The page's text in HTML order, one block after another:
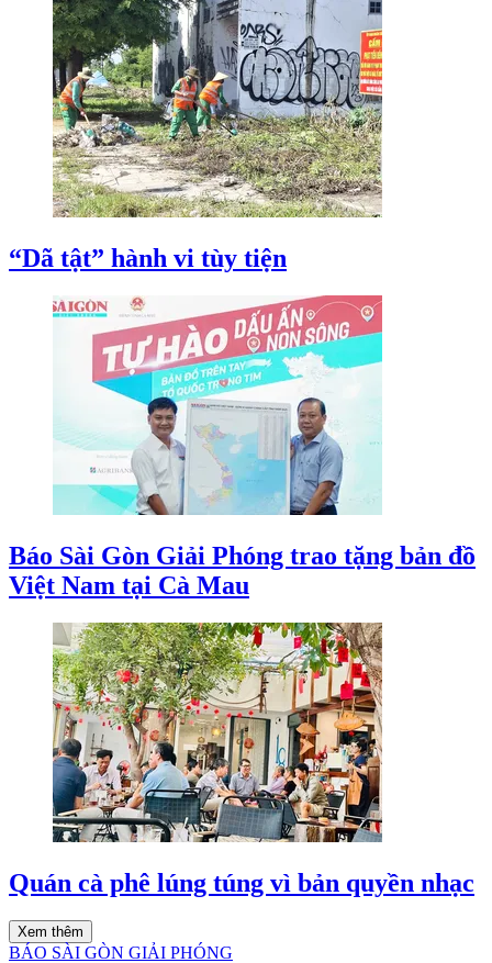
“Dã tật” hành vi tùy tiện
Báo Sài Gòn Giải Phóng trao tặng bản đồ
Việt Nam tại Cà Mau
Quán cà phê lúng túng vì bản quyền nhạc
Xem thêm
BÁO SÀI GÒN GIẢI PHÓNG